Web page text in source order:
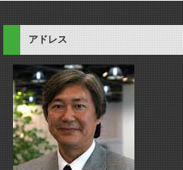
アドレス